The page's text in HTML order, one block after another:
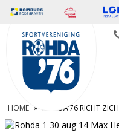
HOME » ROHDA’76 RICHT